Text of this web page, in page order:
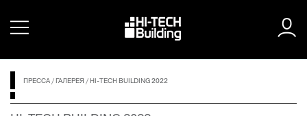
ПРЕССА / ГАЛЕРЕЯ / HI-TECH BUILDING 2022